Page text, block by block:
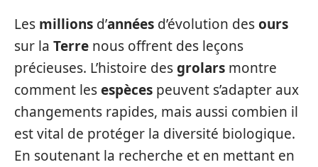
Les millions d’années d’évolution desours
sur la Terre nous offrent des leçons
précieuses. L’histoire desgrolars montre
comment lesespèces peuvent s’adapter aux
changements rapides, mais aussi combien il
est vital de protéger la diversité biologique.
En soutenant la recherche et en mettant en